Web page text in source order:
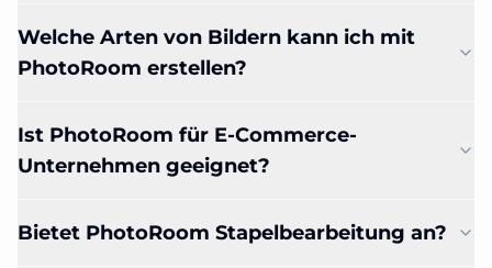
Welche Arten von Bildern kann ich mit
PhotoRoom erstellen?
Ist PhotoRoom für E-Commerce-
Unternehmen geeignet?
Bietet PhotoRoom Stapelbearbeitung an?